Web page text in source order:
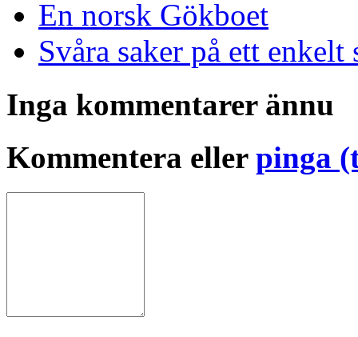
En norsk Gökboet
Svåra saker på ett enkelt
Inga kommentarer ännu
Kommentera eller pinga